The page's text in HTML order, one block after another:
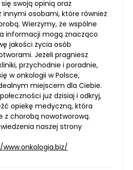
swoją opinią oraz
innymi osobami, które również
Wierzymy, że wspólne
informacji mogą znacząco
jakości życia osób
Jeżeli pragniesz
przychodnie i poradnie,
w onkologii w Polsce,
miejscem dla Ciebie.
już dzisiaj i odkryj,
opiekę medyczną, która
z chorobą nowotworową.
naszej strony